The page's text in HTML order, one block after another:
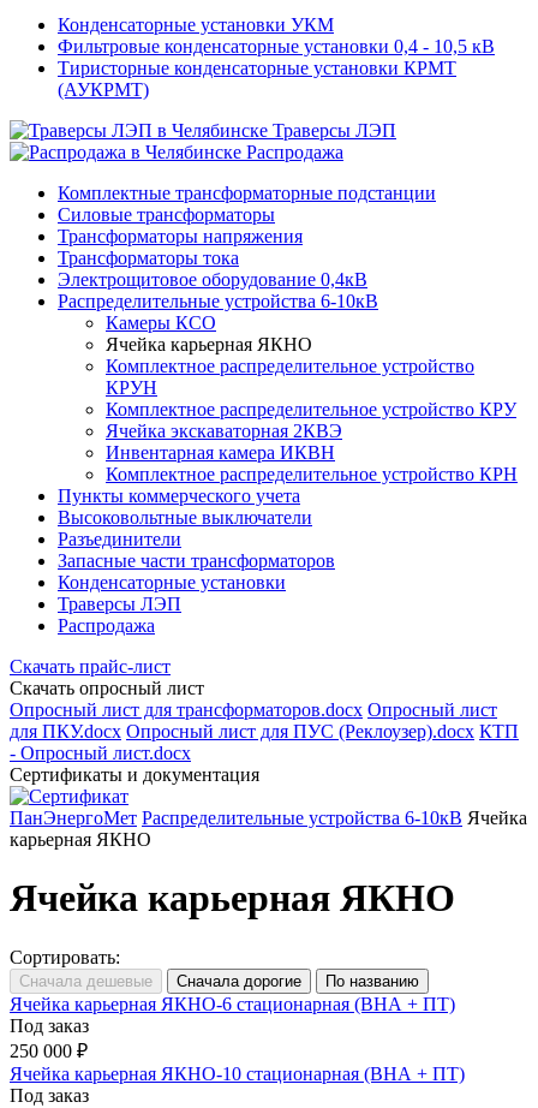
Конденсаторные установки УКМ
Фильтровые конденсаторные установки 0,4 - 10,5 кВ
Тиристорные конденсаторные установки КРМТ
(АУКРМТ)
Траверсы ЛЭП
Распродажа
Комплектные трансформаторные подстанции
Силовые трансформаторы
Трансформаторы напряжения
Трансформаторы тока
Электрощитовое оборудование 0,4кВ
Распределительные устройства 6-10кВ
Камеры КСО
Ячейка карьерная ЯКНО
Комплектное распределительное устройство
КРУН
Комплектное распределительное устройство КРУ
Ячейка экскаваторная 2КВЭ
Инвентарная камера ИКВН
Комплектное распределительное устройство КРН
Пункты коммерческого учета
Высоковольтные выключатели
Разъединители
Запасные части трансформаторов
Конденсаторные установки
Траверсы ЛЭП
Распродажа
Скачать прайс-лист
Скачать опросный лист
Опросный лист для трансформаторов.docx Опросный лист
для ПКУ.docx Опросный лист для ПУС (Реклоузер).docx КТП
- Опросный лист.docx
Сертификаты и документация
ПанЭнергоМет Распределительные устройства 6-10кВ Ячейка
карьерная ЯКНО
Ячейка карьерная ЯКНО
Сортировать:
Ячейка карьерная ЯКНО-6 стационарная (ВНА + ПТ)
Под заказ
250 000 ₽
Ячейка карьерная ЯКНО-10 стационарная (ВНА + ПТ)
Под заказ